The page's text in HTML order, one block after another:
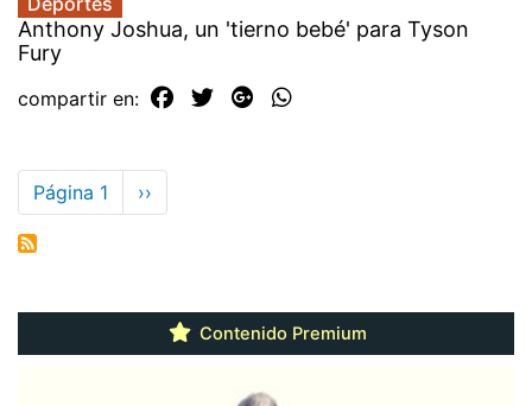
Anthony Joshua, un 'tierno bebé' para Tyson
Fury
compartir en:
Paginación
Página 1
Siguiente
página
››
Contenido Premium